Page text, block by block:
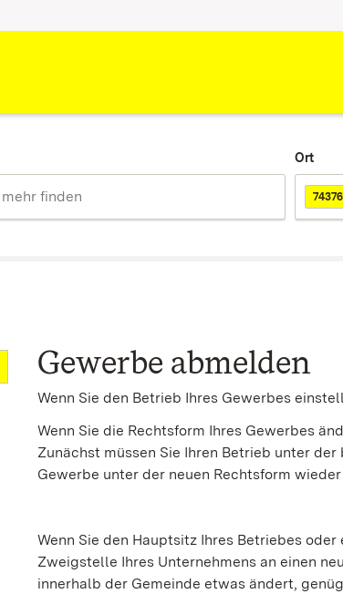
Ort
Gewerbe abmelden
Wenn Sie den Betrieb Ihres Gewerbes
Wenn Sie die Rechtsform Ihres Gewerbes
Zunächst müssen Sie Ihren Betrieb unter
Gewerbe unter der neuen Rechtsform wieder
Wenn Sie den Hauptsitz Ihres Betriebes
Zweigstelle Ihres Unternehmens an einen
innerhalb der Gemeinde etwas ändert,